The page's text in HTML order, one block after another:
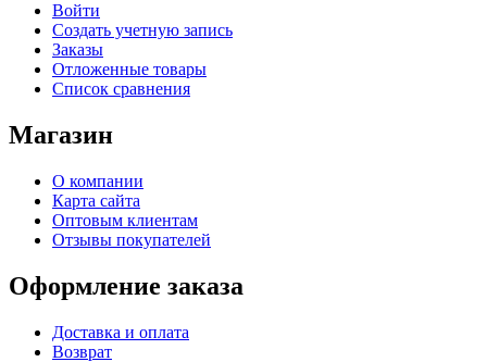
Войти
Создать учетную запись
Заказы
Отложенные товары
Список сравнения
Магазин
О компании
Карта сайта
Оптовым клиентам
Отзывы покупателей
Оформление заказа
Доставка и оплата
Возврат